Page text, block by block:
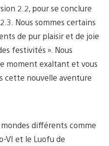
2.2, pour se conclure
Nous sommes certains
de pur plaisir et de joie
festivités ». Nous
moment exaltant et vous
cette nouvelle aventure
différents comme
VI et le Luofu de